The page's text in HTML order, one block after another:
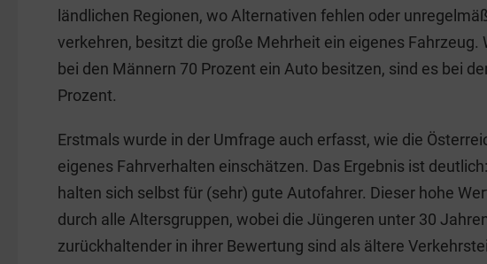
ländlichen Regionen, wo Alternativen fehlen oder
verkehren, besitzt die große Mehrheit ein eigenes Fahrzeug.
bei den Männern 70 Prozent ein Auto besitzen, sind es bei
Prozent.
Erstmals wurde in der Umfrage auch erfasst, wie die
eigenes Fahrverhalten einschätzen. Das Ergebnis ist
halten sich selbst für (sehr) gute Autofahrer. Dieser hohe
durch alle Altersgruppen, wobei die Jüngeren unter 30
zurückhaltender in ihrer Bewertung sind als ältere